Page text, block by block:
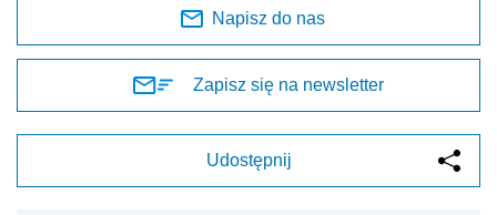
Napisz do nas
Zapisz się na newsletter
Udostępnij